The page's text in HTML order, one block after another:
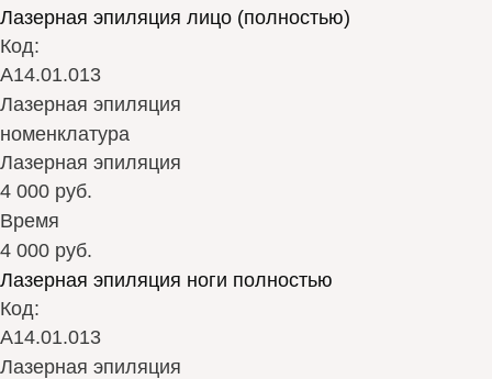
Лазерная эпиляция лицо (полностью)
Код:
А14.01.013
Лазерная эпиляция
номенклатура
Лазерная эпиляция
4 000 руб.
Время
4 000 руб.
Лазерная эпиляция ноги полностью
Код:
А14.01.013
Лазерная эпиляция